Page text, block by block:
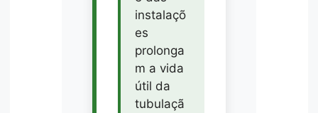
instalaçõ
es
prolonga
m a vida
útil da
tubulaçã